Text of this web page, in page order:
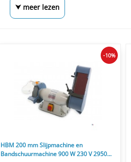
⮟ meer lezen
HBM 200 mm Slijpmachine en
Bandschuurmachine 900 W 230 V 2950
-10%